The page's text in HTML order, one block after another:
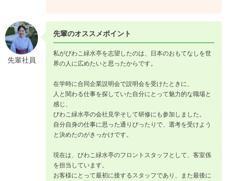
先輩社員
先輩のオススメポイント
私がびわこ緑水亭を志望したのは、日本のおもてなしを世
界の人に広めたいと思ったからです。
在学時に合同企業説明会で説明会を受けたときに、
人と関わる仕事を探していた自分にとって魅力的な職場と
感じ、
びわこ緑水亭の会社見学そして研修にも参加しました。
自分自身の仕事に思った通りぴったりで、選考を受けよう
と決めたのがきっかけです。
現在は、びわこ緑水亭のフロントスタッフとして、客室係
を担当しています。
お客様にとって最初に接するスタッフであり、また最後に